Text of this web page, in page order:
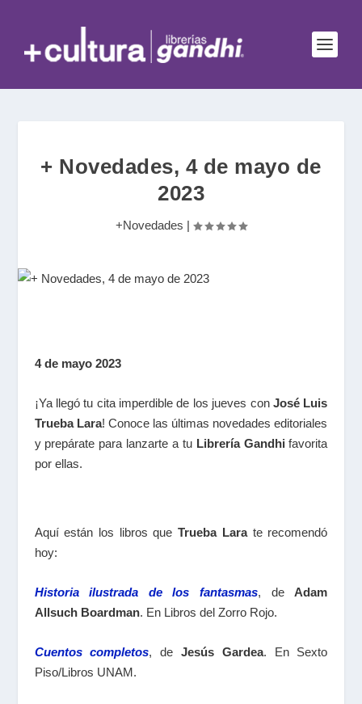
+ Novedades, 4 de mayo de
2023
+Novedades |
4 de mayo 2023
¡Ya llegó tu cita imperdible de los jueves conJosé Luis
Trueba Lara! Conoce las últimas novedades editoriales
y prepárate para lanzarte a tu Librería Gandhi favorita
por ellas.
Aquí están los libros queTrueba Larate recomendó
hoy:
Historia ilustrada de los fantasmas, deAdam
Allsuch Boardman. En Libros del Zorro Rojo.
Cuentos completos, de Jesús Gardea. En Sexto
Piso/Libros UNAM.